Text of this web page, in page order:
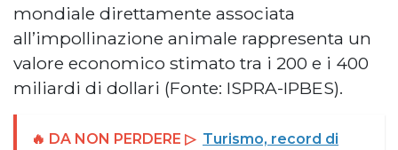
mondiale direttamente associata
all’impollinazione animale rappresenta un
valore economico stimato tra i 200 e i 400
miliardi di dollari (Fonte: ISPRA-IPBES).
🔥 DA NON PERDERE ▷ Turismo, record di